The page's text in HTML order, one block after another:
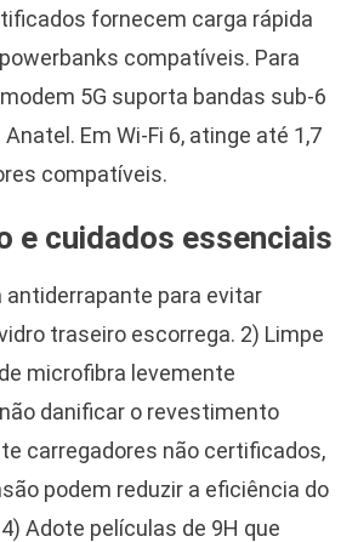
fornecem carga rápida
compatíveis. Para
5G suporta bandas sub-6
Em Wi-Fi 6, atinge até 1,7
compatíveis.
e cuidados essenciais
antiderrapante para evitar
traseiro escorrega. 2) Limpe
microfibra levemente
danificar o revestimento
carregadores não certificados,
podem reduzir a eficiência do
Adote películas de 9H que